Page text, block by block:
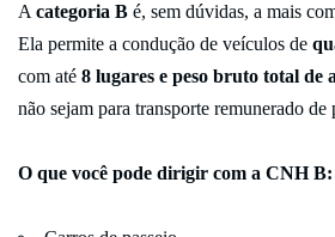
Acategoria B é, sem dúvidas, a mais
Ela permite a condução de veículos de
com até 8 lugares e peso bruto total de
não sejam para transporte remunerado de
O que você pode dirigir com a CNH B: